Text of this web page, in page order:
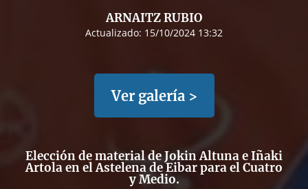
ARNAITZ RUBIO
Actualizado: 15/10/2024 13:32
Ver galería >
Elección de material de Jokin Altuna e Iñaki
Artola en el Astelena de Eibar para el Cuatro
y Medio.